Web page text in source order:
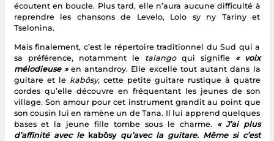
écoutent en boucle. Plus tard, elle n’aura aucune difficulté à
reprendre les chansons de Levelo, Lolo sy ny Tariny et
Tselonina.
Mais finalement, c’est le répertoire traditionnel du Sud qui a
sa préférence, notamment le talango qui signifie « voix
mélodieuse »en antandroy. Elle excelle tout autant dans la
guitare et le kabôsy, cette petite guitare rustique à quatre
cordes qu’elle découvre en fréquentant les jeunes de son
village. Son amour pour cet instrument grandit au point que
son cousin lui en ramène un de Tana. Il lui apprend quelques
bases et la jeune fille tombe sous le charme. « J’ai plus
d’affinité avec le kabôsyqu’avec la guitare. Même si c’est